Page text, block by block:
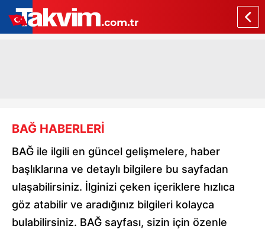
BAĞ HABERLERİ
BAĞ ile ilgili en güncel gelişmelere, haber
başlıklarına ve detaylı bilgilere bu sayfadan
ulaşabilirsiniz. İlginizi çeken içeriklere hızlıca
göz atabilir ve aradığınız bilgileri kolayca
bulabilirsiniz. BAĞ sayfası, sizin için özenle